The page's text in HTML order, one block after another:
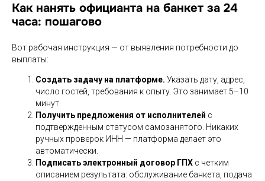
Как нанять официанта на банкет за 24
часа: пошагово
Вот рабочая инструкция — от выявления потребности до
выплаты:
Создать задачу на платформе. Указать дату, адрес,
число гостей, требования к опыту. Это занимает 5–10
минут.
Получить предложения от исполнителей с
подтвержденным статусом самозанятого. Никаких
ручных проверок ИНН — платформа делает это
автоматически.
Подписать электронный договор ГПХ с четким
описанием результата: обслуживание банкета, подача